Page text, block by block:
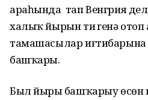
араһында тап Венгрия
халыҡ йырын тиҙ генә отоп
тамашасылар
башҡарҙы.
Был йырҙы башҡарыу өсөн